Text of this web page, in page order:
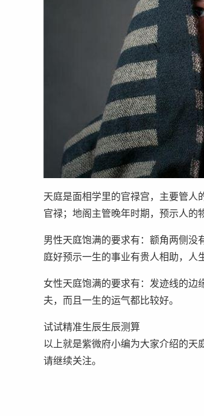
天庭是面相学里的官禄宫，主要管
官禄；地阁主管晚年时期，预示人的
男性天庭饱满的要求有：额角两侧
庭好预示一生的事业有贵人相助，人
女性天庭饱满的要求有：发迹线的
夫，而且一生的运气都比较好。
试试精准生辰生辰测算
以上就是紫微府小编为大家介绍的天
请继续关注。